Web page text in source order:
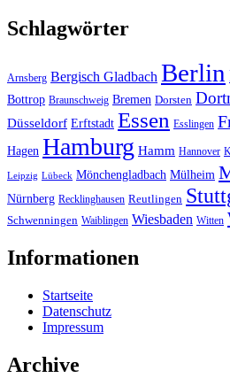
Schlagwörter
Arnsberg Bergisch Gladbach Berlin
Bottrop Braunschweig Bremen Dorsten
Düsseldorf Erftstadt Essen Esslingen
Hagen Hamburg Hamm Hannover
Leipzig Lübeck Mönchengladbach Mülheim
Nürnberg Recklinghausen Reutlingen
Schwenningen Waiblingen Wiesbaden Witten
Informationen
Startseite
Datenschutz
Impressum
Archive